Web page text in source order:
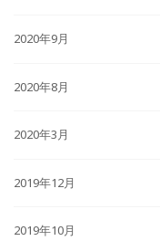
2020年9月
2020年8月
2020年3月
2019年12月
2019年10月